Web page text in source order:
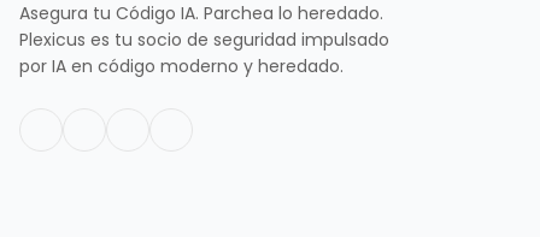
Asegura tu Código IA. Parchea lo heredado.
Plexicus es tu socio de seguridad impulsado
por IA en código moderno y heredado.